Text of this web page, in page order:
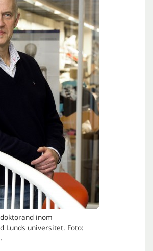
inom
Lunds universitet. Foto: